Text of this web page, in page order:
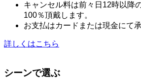
キャンセル料は前々日12時以降
100％頂戴します。
お支払はカードまたは現金にて承
詳しくはこちら
シーンで選ぶ